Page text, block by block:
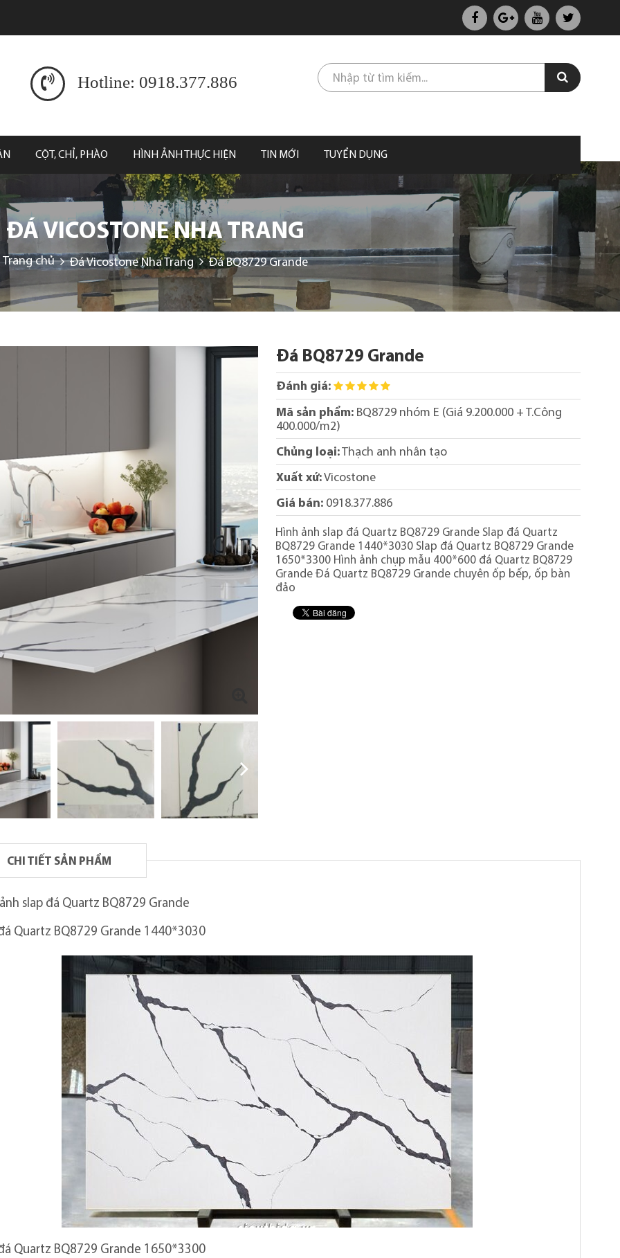
Hotline: 0918.377.886
CỘT, CHỈ, PHÀO HÌNH ẢNH THỰC HIỆN TIN MỚI TUYỂN DỤNG
ĐÁ VICOSTONE NHA TRANG
Trang chủ Đá Vicostone Nha Trang Đá BQ8729 Grande
Đá BQ8729 Grande
Đánh giá:
Mã sản phẩm:BQ8729 nhóm E (Giá 9.200.000 + T.Công
400.000/m2)
Chủng loại:Thạch anh nhân tạo
Xuất xứ:Vicostone
Giá bán:0918.377.886
Hình ảnh slap đá Quartz BQ8729 Grande Slap đá Quartz
BQ8729 Grande 1440*3030 Slap đá Quartz BQ8729 Grande
1650*3300 Hình ảnh chụp mẫu 400*600 đá Quartz BQ8729
Grande Đá Quartz BQ8729 Grande chuyên ốp bếp, ốp bàn
đảo
CHI TIẾT SẢN PHẨM
slap đá Quartz BQ8729 Grande
Quartz BQ8729 Grande 1440*3030
Quartz BQ8729 Grande 1650*3300